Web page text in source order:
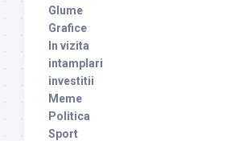
Glume
Grafice
In vizita
intamplari
investitii
Meme
Politica
Sport